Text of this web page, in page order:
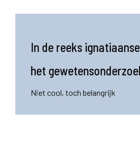
In de reeks
het
Niet cool, toch belangrijk